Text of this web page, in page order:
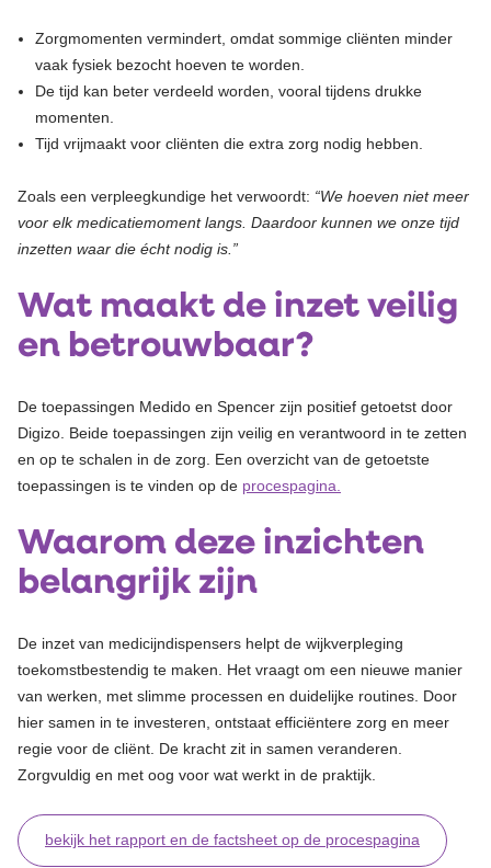
Zorgmomenten vermindert, omdat sommige cliënten minder
vaak fysiek bezocht hoeven te worden.
De tijd kan beter verdeeld worden, vooral tijdens drukke
momenten.
Tijd vrijmaakt voor cliënten die extra zorg nodig hebben.
Zoals een verpleegkundige het verwoordt: “We hoeven niet meer
voor elk medicatiemoment langs. Daardoor kunnen we onze tijd
inzetten waar die écht nodig is.”
Wat maakt de inzet veilig
en betrouwbaar?
De toepassingen Medido en Spencer zijn positief getoetst door
Digizo. Beide toepassingen zijn veilig en verantwoord in te zetten
en op te schalen in de zorg.
Een overzicht van de getoetste
toepassingen is te vinden op de procespagina.
Waarom deze inzichten
belangrijk zijn
De inzet van medicijndispensers helpt de wijkverpleging
toekomstbestendig te maken. Het vraagt om een nieuwe manier
van werken, met slimme processen en duidelijke routines. Door
hier samen in te investeren, ontstaat efficiëntere zorg en meer
regie voor de cliënt. De kracht zit in samen veranderen.
Zorgvuldig en met oog voor wat werkt in de praktijk.
bekijk het rapport en de factsheet op de procespagina